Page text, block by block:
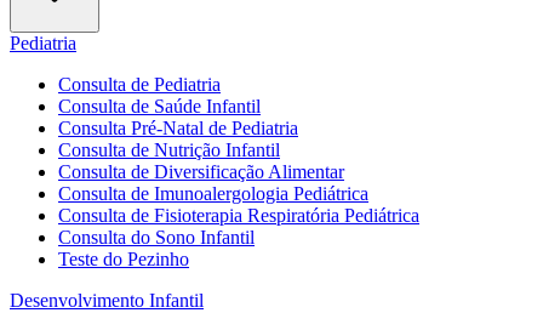
Pediatria
Consulta de Pediatria
Consulta de Saúde Infantil
Consulta Pré-Natal de Pediatria
Consulta de Nutrição Infantil
Consulta de Diversificação Alimentar
Consulta de Imunoalergologia Pediátrica
Consulta de Fisioterapia Respiratória Pediátrica
Consulta do Sono Infantil
Teste do Pezinho
Desenvolvimento Infantil